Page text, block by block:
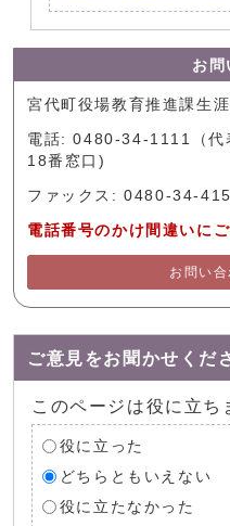
お問
宮代町役場教育推進課生
電話: 0480-34-1111（代
18番窓口)
ファックス: 0480-34-
電話番号のかけ間違いに
お問い
ご意見をお聞かせくだ
このページは役に立ち
役に立った
どちらともいえない
役に立たなかった